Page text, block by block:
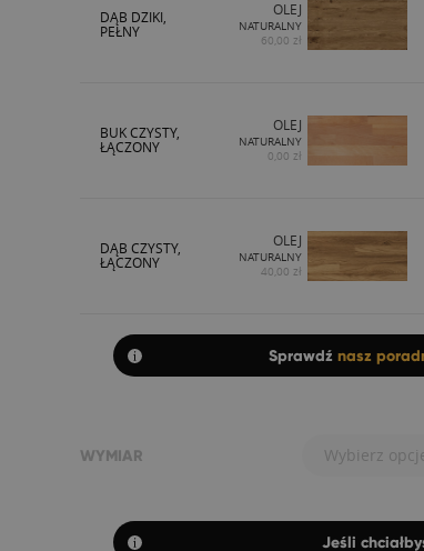
DĄB DZIKI,
PEŁNY
OLEJ
NATURALNY
60,00 zł
BUK CZYSTY,
ŁĄCZONY
OLEJ
NATURALNY
0,00 zł
DĄB CZYSTY,
ŁĄCZONY
OLEJ
NATURALNY
40,00 zł
Sprawdź nasz
WYMIAR Wybierz
Jeśli